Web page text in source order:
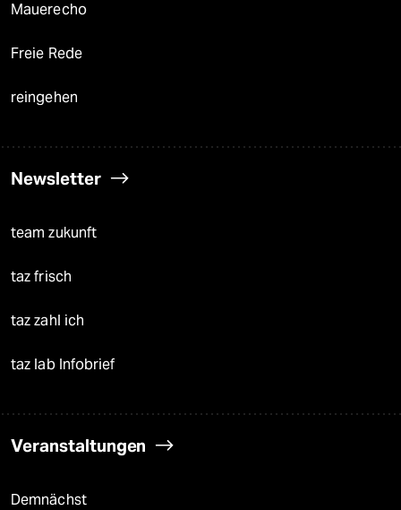
Mauerecho
Freie Rede
reingehen
Newsletter
team zukunft
taz frisch
taz zahl ich
taz lab Infobrief
Veranstaltungen
Demnächst